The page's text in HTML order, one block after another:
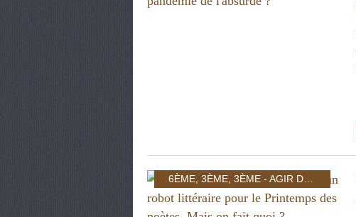
6ÈME, 3ÈME, 3ÈME - AGIR DANS LA CITÉ: INDIVIDU ET POUVOIR